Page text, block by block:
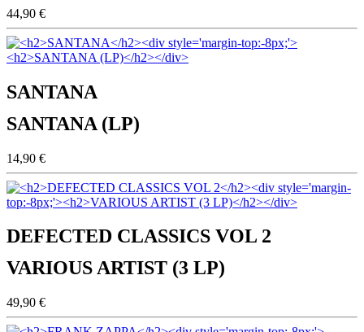
44,90 €
SANTANA
SANTANA (LP)
14,90 €
DEFECTED CLASSICS VOL 2
VARIOUS ARTIST (3 LP)
49,90 €